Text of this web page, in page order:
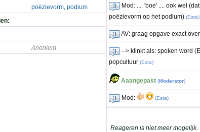
poëzievorm, podium
Anoniem
Mod: .... 'boe' .... ook wel
poëzievorm op het podium) (Esta)
AV: graag opgave exact
--> klinkt als: spoken word
popcultuur (Esta)
Aaangepast (Moderator)
Mod: (Esta)
Reageren is niet meer mogelijk.